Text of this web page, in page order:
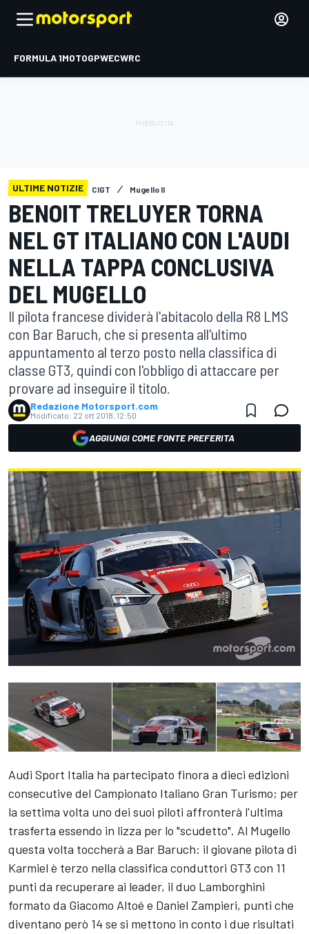
FORMULA 1MOTOGPWECWRC
ULTIME NOTIZIE CIGT Mugello II
BENOIT TRELUYER TORNA
NEL GT ITALIANO CON L'AUDI
NELLA TAPPA CONCLUSIVA
DEL MUGELLO
Il pilota francese dividerà l'abitacolo della R8 LMS
con Bar Baruch, che si presenta all'ultimo
appuntamento al terzo posto nella classifica di
classe GT3, quindi con l'obbligo di attaccare per
provare ad inseguire il titolo.
Redazione Motorsport.com
Modificato: 22 ott 2018, 12:50
AGGIUNGI COME FONTE PREFERITA
Audi Sport Italia ha partecipato finora a dieci edizioni
consecutive del Campionato Italiano Gran Turismo; per
la settima volta uno dei suoi piloti affronterà l'ultima
trasferta essendo in lizza per lo "scudetto". Al Mugello
questa volta toccherà a Bar Baruch: il giovane pilota di
Karmiel è terzo nella classifica conduttori GT3 con 11
punti da recuperare ai leader, il duo Lamborghini
formato da Giacomo Altoé e Daniel Zampieri, punti che
diventano però 14 se si mettono in conto i due risultati